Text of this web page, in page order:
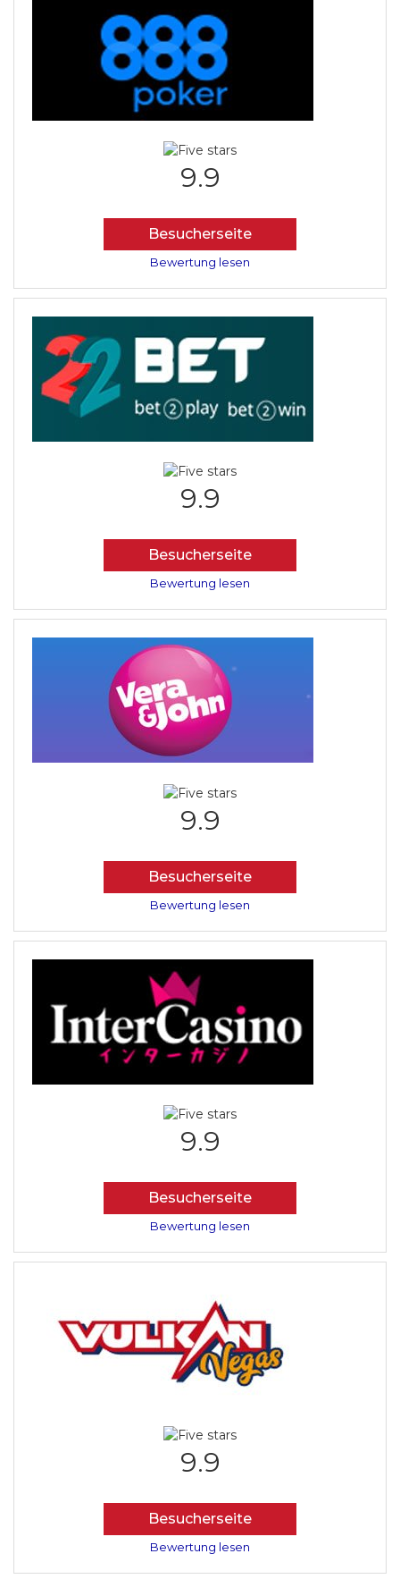
9.9
Besucherseite
Bewertung lesen
9.9
Besucherseite
Bewertung lesen
9.9
Besucherseite
Bewertung lesen
9.9
Besucherseite
Bewertung lesen
9.9
Besucherseite
Bewertung lesen